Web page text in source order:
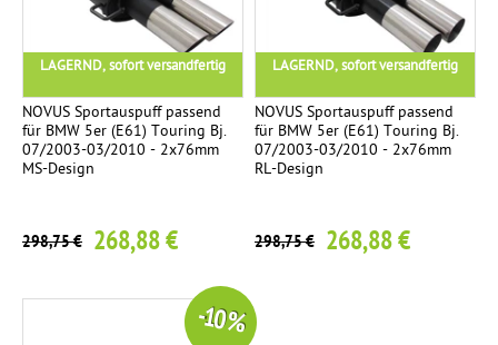
LAGERND, sofort versandfertig
NOVUS Sportauspuff passend
für BMW 5er (E61) Touring Bj.
07/2003-03/2010 - 2x76mm
MS-Design
298,75 € 268,88 €
LAGERND, sofort versandfertig
NOVUS Sportauspuff passend
für BMW 5er (E61) Touring Bj.
07/2003-03/2010 - 2x76mm
RL-Design
298,75 € 268,88 €
-10 %